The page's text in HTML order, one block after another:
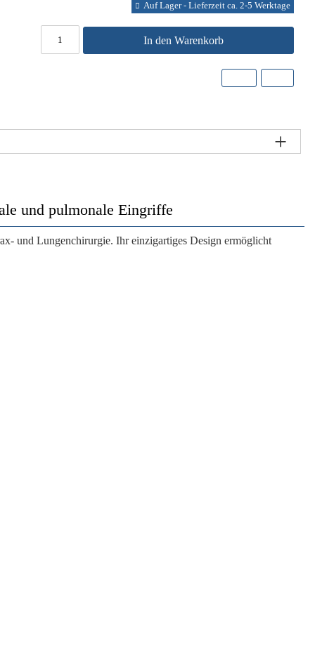
Auf Lager - Lieferzeit ca. 2-5 Werktage
In den Warenkorb
und pulmonale Eingriffe
und Lungenchirurgie. Ihr einzigartiges Design ermöglicht